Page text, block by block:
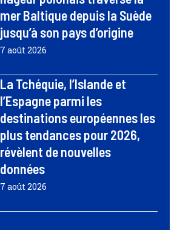
mer Baltique depuis la Suède
jusqu’à son pays d’origine
7 août 2026
La Tchéquie, l’Islande et
l’Espagne parmi les
destinations européennes les
plus tendances pour 2026,
révèlent de nouvelles
données
7 août 2026